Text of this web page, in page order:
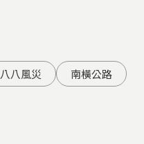
八八風災
南橫公路